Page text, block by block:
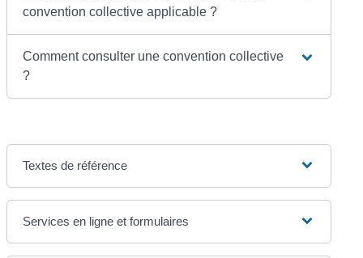
convention collective applicable ?
Comment consulter une convention collective
?
Textes de référence
Services en ligne et formulaires